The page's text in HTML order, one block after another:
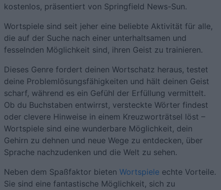
kostenlos, präsentiert von Springfield News-Sun.
Wortspiele sind seit jeher eine beliebte Aktivität für alle,
die auf der Suche nach einer unterhaltsamen und
fesselnden Möglichkeit sind, ihren Geist zu trainieren.
Dieses Genre fordert deinen Wortschatz heraus, testet
deine Problemlösungsfähigkeiten und hält deinen Geist
scharf, während es ein Gefühl der Erfüllung vermittelt.
Ob du Buchstaben entwirrst, versteckte Wörter findest
oder clevere Hinweise in einem Kreuzworträtsel löst –
Wortspiele sind eine wunderbare Möglichkeit, dein
Gehirn zu dehnen und neue Wege zu entdecken, über
Sprache nachzudenken und die Welt zu sehen.
Neben dem Spaßfaktor bieten Wortspiele echte Vorteile.
Sie sind eine fantastische Möglichkeit, sich zu